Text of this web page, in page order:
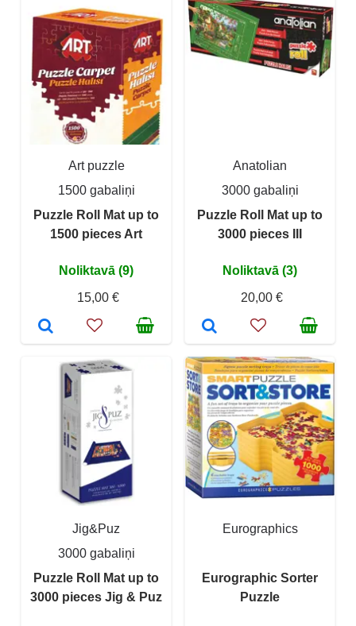
Art puzzle
1500 gabaliņi
Puzzle Roll Mat up to
1500 pieces Art
Noliktavā (9)
15,00 €
Anatolian
3000 gabaliņi
Puzzle Roll Mat up to
3000 pieces III
Noliktavā (3)
20,00 €
Jig&Puz
3000 gabaliņi
Puzzle Roll Mat up to
3000 pieces Jig & Puz
Eurographics
Eurographic Sorter
Puzzle